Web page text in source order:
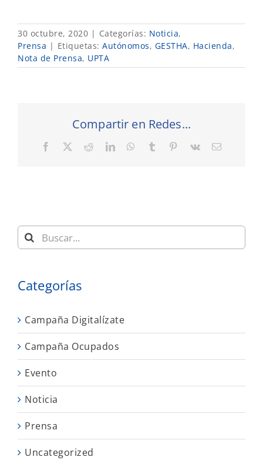
30 octubre, 2020 | Categorías: Noticia,
Prensa | Etiquetas: Autónomos, GESTHA, Hacienda,
Nota de Prensa, UPTA
Compartir en Redes...
Facebook RedditLinkedInWhatsApp
Tumblr Pinterest
Vk
Correo
Buscar:
Categorías
Campaña Digitalízate
Campaña Ocupados
Evento
Noticia
Prensa
Uncategorized